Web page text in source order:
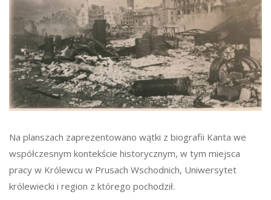
Na planszach zaprezentowano wątki z biografii Kanta we
współczesnym kontekście historycznym, w tym miejsca
pracy w Królewcu w Prusach Wschodnich, Uniwersytet
królewiecki i region z którego pochodził.